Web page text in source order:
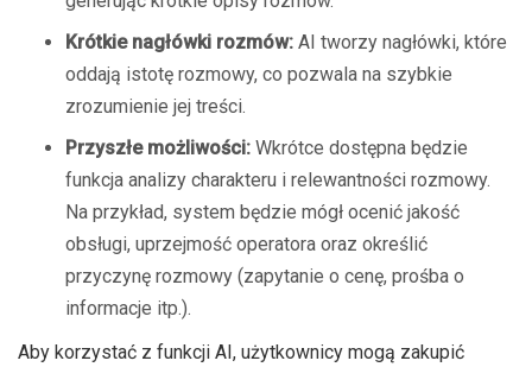
Krótkie nagłówki rozmów: AI tworzy nagłówki, które
oddają istotę rozmowy, co pozwala na szybkie
zrozumienie jej treści.
Przyszłe możliwości: Wkrótce dostępna będzie
funkcja analizy charakteru i relewantności rozmowy.
Na przykład, system będzie mógł ocenić jakość
obsługi, uprzejmość operatora oraz określić
przyczynę rozmowy (zapytanie o cenę, prośba o
informacje itp.).
Aby korzystać z funkcji AI, użytkownicy mogą zakupić